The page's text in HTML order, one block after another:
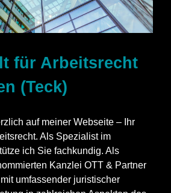
für Arbeitsrecht
(Teck)
auf meiner Webseite – Ihr
Als Spezialist im
ich Sie fachkundig. Als
Kanzlei OTT & Partner
umfassender juristischer